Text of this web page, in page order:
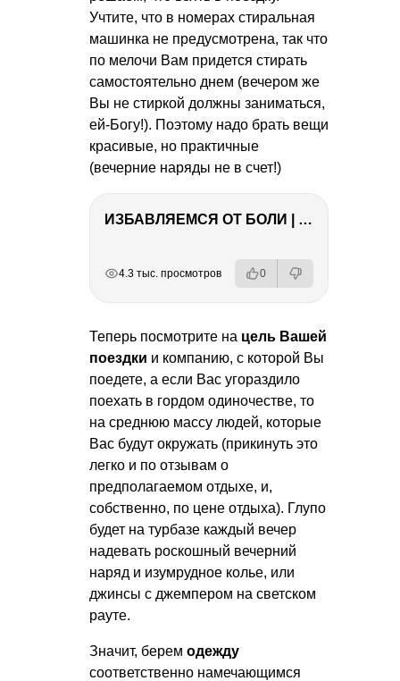
Учтите, что в номерах стиральная
машинка не предусмотрена, так что
по мелочи Вам придется стирать
самостоятельно днем (вечером же
Вы не стиркой должны заниматься,
ей-Богу!). Поэтому надо брать вещи
красивые, но практичные
(вечерние наряды не в счет!)
ИЗБАВЛЯЕМСЯ ОТ БОЛИ | Важность режима и питания
4.3 тыс. просмотров 0
Теперь посмотрите на цель Вашей
поездки и компанию, с которой Вы
поедете, а если Вас угораздило
поехать в гордом одиночестве, то
на среднюю массу людей, которые
Вас будут окружать (прикинуть это
легко и по отзывам о
предполагаемом отдыхе, и,
собственно, по цене отдыха). Глупо
будет на турбазе каждый вечер
надевать роскошный вечерний
наряд и изумрудное колье, или
джинсы с джемпером на светском
рауте.
Значит, берем одежду
соответственно намечающимся